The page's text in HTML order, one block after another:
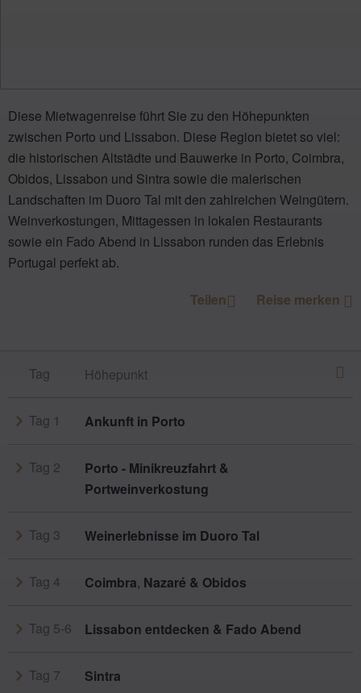
Diese Mietwagenreise führt Sie zu den Höhepunkten
zwischen Porto und Lissabon. Diese Region bietet so viel:
die historischen Altstädte und Bauwerke in Porto, Coimbra,
Obidos, Lissabon und Sintra sowie die malerischen
Landschaften im Duoro Tal mit den zahlreichen Weingütern.
Weinverkostungen, Mittagessen in lokalen Restaurants
sowie ein Fado Abend in Lissabon runden das Erlebnis
Portugal perfekt ab.
Reise merken
Teilen
Tag Höhepunkt
Tag 1 Ankunft in Porto
Tag 2
Porto - Minikreuzfahrt &
Portweinverkostung
Tag 3 Weinerlebnisse im Duoro Tal
Tag 4 Coimbra, Nazaré & Obidos
Tag 5-6 Lissabon entdecken & Fado Abend
Tag 7 Sintra